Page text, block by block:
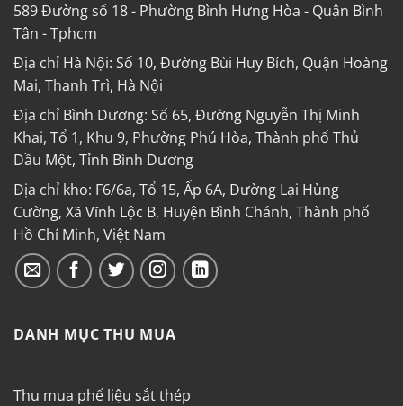
589 Đường số 18 - Phường Bình Hưng Hòa - Quận Bình
Tân - Tphcm
Địa chỉ Hà Nội: Số 10, Đường Bùi Huy Bích, Quận Hoàng
Mai, Thanh Trì, Hà Nội
Địa chỉ Bình Dương: Số 65, Đường Nguyễn Thị Minh
Khai, Tổ 1, Khu 9, Phường Phú Hòa, Thành phố Thủ
Dầu Một, Tỉnh Bình Dương
Địa chỉ kho: F6/6a, Tổ 15, Ấp 6A, Đường Lại Hùng
Cường, Xã Vĩnh Lộc B, Huyện Bình Chánh, Thành phố
Hồ Chí Minh, Việt Nam
DANH MỤC THU MUA
Thu mua phế liệu sắt thép